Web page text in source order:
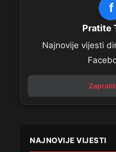
f
Pratite
Najnovije vijesti
NAJNOVIJE VIJESTI